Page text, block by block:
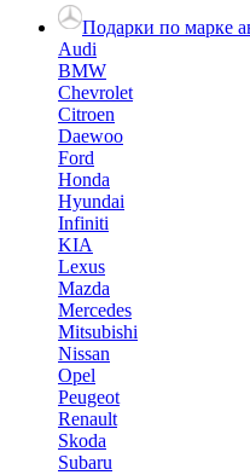
Подарки по марке
Audi
BMW
Chevrolet
Citroen
Daewoo
Ford
Honda
Hyundai
Infiniti
KIA
Lexus
Mazda
Mercedes
Mitsubishi
Nissan
Opel
Peugeot
Renault
Skoda
Subaru